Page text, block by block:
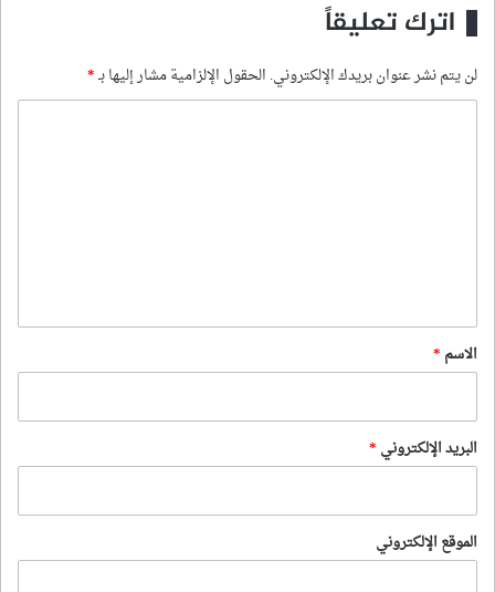
اترك تعليقاً
لن يتم نشر عنوان بريدك الإلكتروني. الحقول الإلزامية مشار إليها بـ*
*
الاسم *
البريد الإلكتروني *
الموقع الإلكتروني